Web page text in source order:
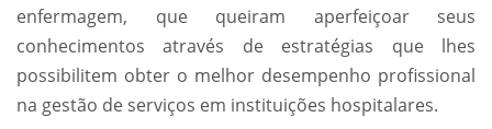
enfermagem, que queiram aperfeiçoar seus
conhecimentos através de estratégias que lhes
possibilitem obter o melhor desempenho profissional
na gestão de serviços em instituições hospitalares.